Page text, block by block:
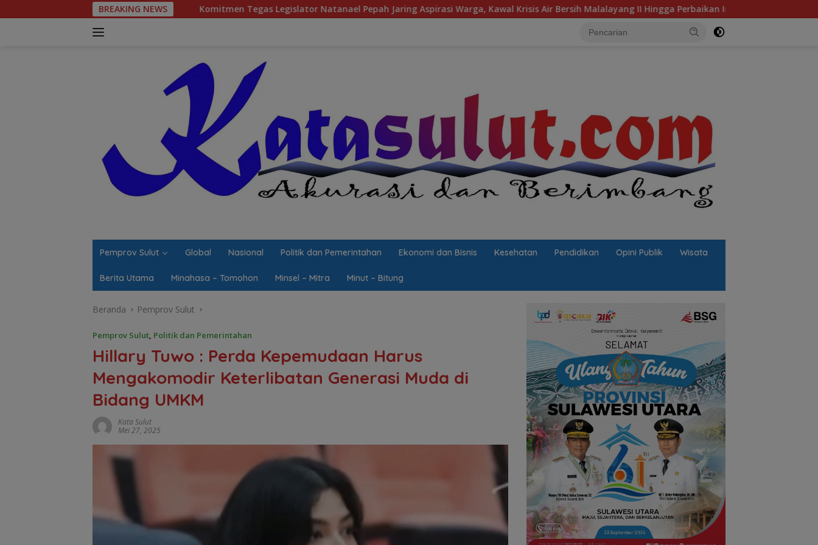
ke
BREAKING NEWS
Komitmen Tegas Legislator Natanael Pepah Jaring Aspirasi Warga, Kawal Krisis Air Bersih Malalayang II Hingga Perbaikan Infrastruktur
Pemprov Sulut Global Nasional Politik dan Pemerintahan Ekonomi dan Bisnis Kesehatan Pendidikan Opini Publik Wisata
Berita Utama Minahasa – Tomohon Minsel – Mitra Minut – Bitung
Beranda Pemprov Sulut
Pemprov Sulut, Politik dan Pemerintahan
Hillary Tuwo : Perda Kepemudaan Harus
Mengakomodir Keterlibatan Generasi Muda di
Bidang UMKM
Kata Sulut
Mei 27, 2025